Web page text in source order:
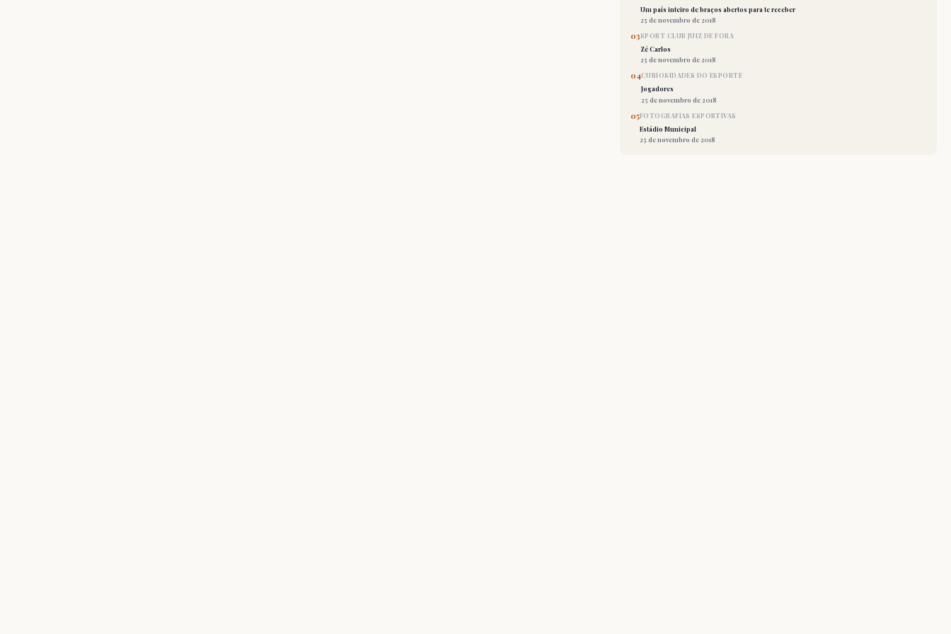
Um país inteiro de braços abertos para te receber
25 de novembro de 2018
03SPORT CLUB JUIZ DE FORA
Zé Carlos
25 de novembro de 2018
04CURIOSIDADES DO ESPORTE
Jogadores
25 de novembro de 2018
05FOTOGRAFIAS ESPORTIVAS
Estádio Municipal
25 de novembro de 2018